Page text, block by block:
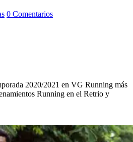
0 Comentarios
2020/2021 en VG Running más
Running en el Retrio y